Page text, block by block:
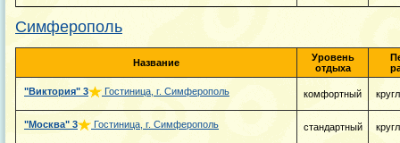
Симферополь
Название
Уровень
отдыха
"Виктория" 3 Гостиница, г. Симферополь комфортный
"Москва" 3 Гостиница, г. Симферополь стандартный